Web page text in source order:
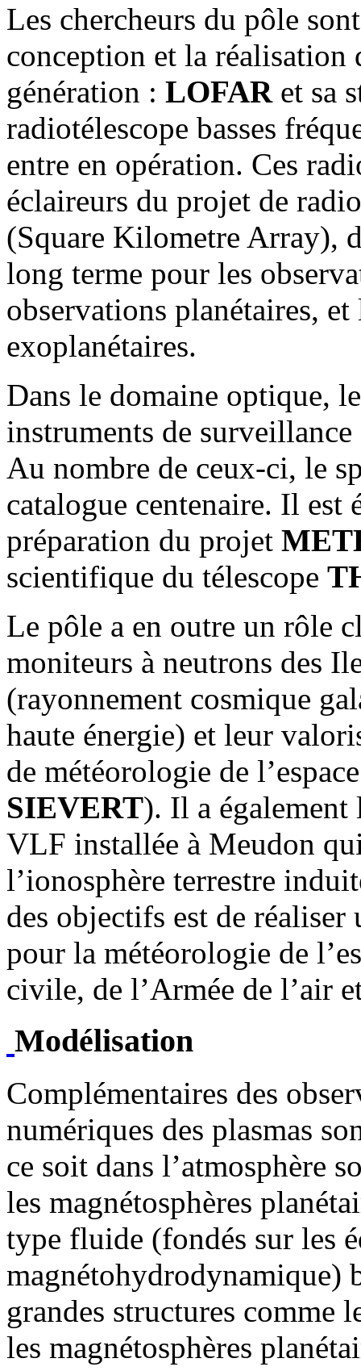
Les chercheurs du pôle
conception et la réalisation
génération : LOFARet sa
radiotélescope basses
entre en opération. Ces
éclaireurs du projet de
(Square Kilometre Array),
long terme pour les
observations planétaires,
exoplanétaires.
Dans le domaine optique,
instruments de
Au nombre de ceux-ci, le
catalogue centenaire. Il est
préparation du projet
scientifique du télescope
Le pôle a en outre un rôle
moniteurs à neutrons des
(rayonnement cosmique
haute énergie) et leur
de météorologie de
SIEVERT). Il a également
VLF installée à Meudon
l’ionosphère terrestre
des objectifs est de réaliser
pour la météorologie de
civile, de l’Armée de l’air
Modélisation
Complémentaires des
numériques des plasmas
ce soit dans l’atmosphère
les magnétosphères
type fluide (fondés sur les
magnétohydrodynamique)
grandes structures comme
les magnétosphères